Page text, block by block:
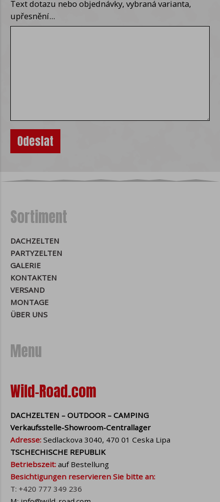
Text dotazu nebo objednávky, vybraná varianta,
upřesnění...
Sortiment
DACHZELTEN
PARTYZELTEN
GALERIE
KONTAKTEN
VERSAND
MONTAGE
ÜBER UNS
Menu
Wild-Road.com
DACHZELTEN – OUTDOOR – CAMPING
Verkaufsstelle-Showroom-Centrallager
Adresse: Sedlackova 3040, 470 01 Ceska Lipa
TSCHECHISCHE REPUBLIK
Betriebszeit: auf Bestellung
Besichtigungen reservieren Sie bitte an:
T: +420 777 349 236